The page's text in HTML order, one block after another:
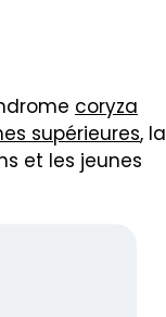
coryza
supérieures, la
et les jeunes